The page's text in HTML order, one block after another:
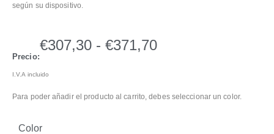
según su dispositivo.
Precio:
€307,30 - €371,70
I.V.A incluido
Para poder añadir el producto al carrito, debes seleccionar un color.
Color